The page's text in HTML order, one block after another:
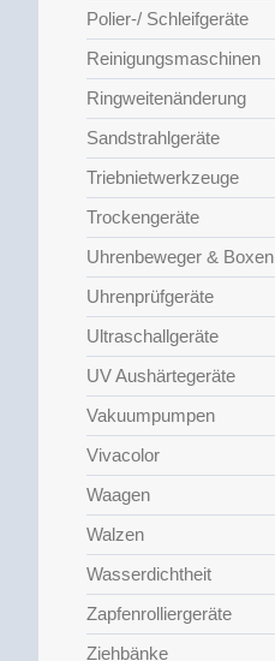
Polier-/ Schleifgeräte
Reinigungsmaschinen
Ringweitenänderung
Sandstrahlgeräte
Triebnietwerkzeuge
Trockengeräte
Uhrenbeweger & Boxen
Uhrenprüfgeräte
Ultraschallgeräte
UV Aushärtegeräte
Vakuumpumpen
Vivacolor
Waagen
Walzen
Wasserdichtheit
Zapfenrolliergeräte
Ziehbänke